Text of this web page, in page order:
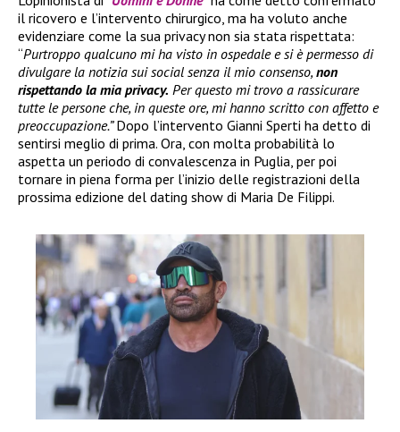
il ricovero e l’intervento chirurgico, ma ha voluto anche
evidenziare come la sua privacy non sia stata rispettata:
“Purtroppo qualcuno mi ha visto in ospedale e si è permesso di
divulgare la notizia sui social senza il mio consenso, non
rispettando la mia privacy. Per questo mi trovo a rassicurare
tutte le persone che, in queste ore, mi hanno scritto con affetto e
preoccupazione.”Dopo l’intervento Gianni Sperti ha detto di
sentirsi meglio di prima. Ora, con molta probabilità lo
aspetta un periodo di convalescenza in Puglia, per poi
tornare in piena forma per l’inizio delle registrazioni della
prossima edizione del dating show di Maria De Filippi.